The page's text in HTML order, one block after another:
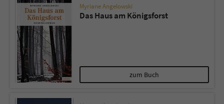
Myriane Angelowski
Das Haus am Königsforst
zum Buch